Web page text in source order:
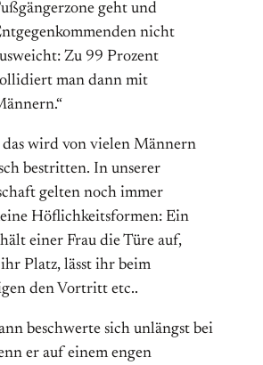
geht und
nicht
Zu 99 Prozent
man dann mit
das wird von vielen Männern
bestritten. In unserer
gelten noch immer
Höflichkeitsformen: Ein
einer Frau die Türe auf,
Platz, lässt ihr beim
den Vortritt etc..
beschwerte sich unlängst bei
er auf einem engen